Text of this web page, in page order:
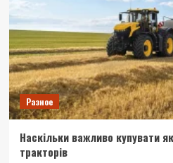
Разное
Наскільки важливо купувати
тракторів